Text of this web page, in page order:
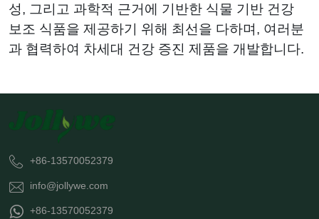
성, 그리고 과학적 근거에 기반한 식물 기반 건강
보조 식품을 제공하기 위해 최선을 다하며, 여러분
과 협력하여 차세대 건강 증진 제품을 개발합니다.
+86-13570052379
info@jollywe.com
+86-13570052379